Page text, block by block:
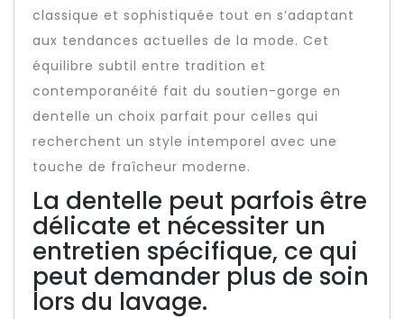
classique et sophistiquée tout en s’adaptant
aux tendances actuelles de la mode. Cet
équilibre subtil entre tradition et
contemporanéité fait du soutien-gorge en
dentelle un choix parfait pour celles qui
recherchent un style intemporel avec une
touche de fraîcheur moderne.
La dentelle peut parfois être
délicate et nécessiter un
entretien spécifique, ce qui
peut demander plus de soin
lors du lavage.